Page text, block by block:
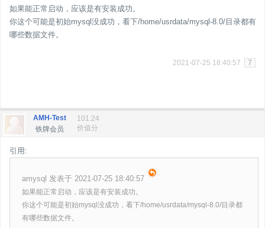
如果能正常启动，应该是有安装成功。
你这个可能是初始mysql没成功，看下/home/usrdata/mysql-8.0/目录都有
哪些数据文件。
2021-07-25 18:40:57 7
AMH-Test
铁牌会员
101.24
价值分
引用:
amysql 发表于 2021-07-25 18:40:57
如果能正常启动，应该是有安装成功。
你这个可能是初始mysql没成功，看下/home/usrdata/mysql-8.0/目录都
有哪些数据文件。